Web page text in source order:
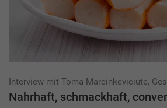
Interview mit Toma Marcinkeviciute,
Nahrhaft, schmackhaft,